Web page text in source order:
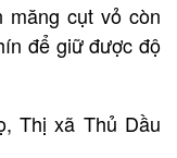
cụt vỏ còn
để giữ được độ
Thị xã Thủ Dầu